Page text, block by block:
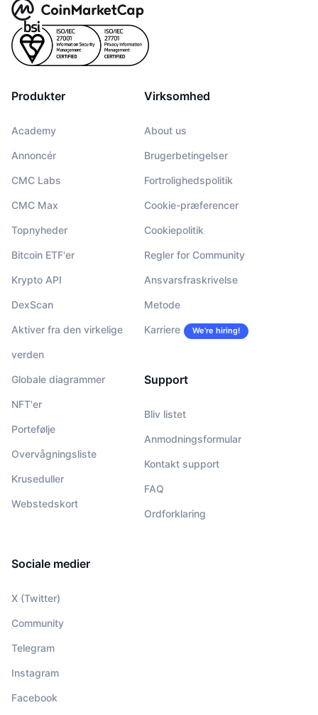
Produkter
Academy
Annoncér
CMC Labs
CMC Max
Topnyheder
Bitcoin ETF'er
Krypto API
DexScan
Aktiver fra den virkelige
verden
Globale diagrammer
NFT'er
Portefølje
Overvågningsliste
Kruseduller
Webstedskort
Virksomhed
About us
Brugerbetingelser
Fortrolighedspolitik
Cookie-præferencer
Cookiepolitik
Regler for Community
Ansvarsfraskrivelse
Metode
Karriere We’re hiring!
Support
Bliv listet
Anmodningsformular
Kontakt support
FAQ
Ordforklaring
Sociale medier
X (Twitter)
Community
Telegram
Instagram
Facebook